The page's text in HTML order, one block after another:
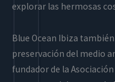
explorar las hermosas
Blue Ocean Ibiza
preservación del medio
fundador de la